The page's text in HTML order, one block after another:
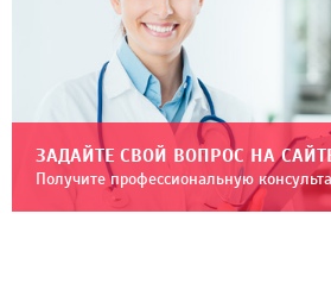
ЗАДАЙТЕ СВОЙ ВОПРОС НА
Получите профессиональную